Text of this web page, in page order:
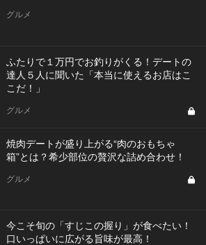
グルメ
ふたりで１万円でお釣りがくる！デートの
達人５人に聞いた「本当に使えるお店はこ
こだ！」
グルメ
焼肉デートが盛り上がる“肉のおもちゃ
箱”とは？希少部位の贅沢な詰め合わせ！
グルメ
今こそ旬の「すじこの握り」が食べたい！
口いっぱいに広がる旨味が最高！